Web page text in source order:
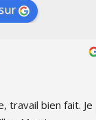
et professionnelle.